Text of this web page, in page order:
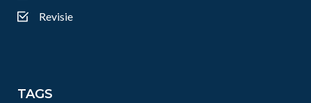
Revisie
TAGS